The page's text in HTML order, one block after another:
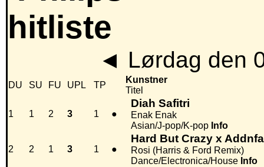
◄ Lørdag den
DU SU FU UPL TP
Kunstner
Titel
1 1 2 3 1 ●
Diah Safitri
Enak Enak
Asian/J-pop/K-pop Info
2 2 1 3 1 ●
Hard But Crazy x
Rosi (Harris & Ford Remix)
Dance/Electronica/House Info